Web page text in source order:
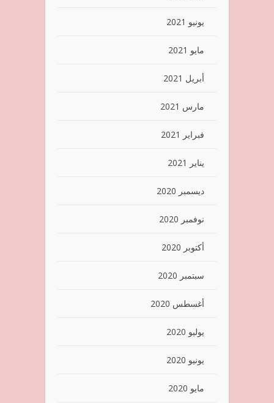
يونيو 2021
مايو 2021
أبريل 2021
مارس 2021
فبراير 2021
يناير 2021
ديسمبر 2020
نوفمبر 2020
أكتوبر 2020
سبتمبر 2020
أغسطس 2020
يوليو 2020
يونيو 2020
مايو 2020